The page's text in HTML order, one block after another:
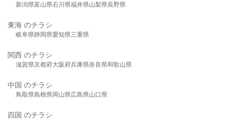
新潟県富山県石川県福井県山梨県長野県
東海 のチラシ
岐阜県静岡県愛知県三重県
関西 のチラシ
滋賀県京都府大阪府兵庫県奈良県和歌山県
中国 のチラシ
鳥取県島根県岡山県広島県山口県
四国 のチラシ